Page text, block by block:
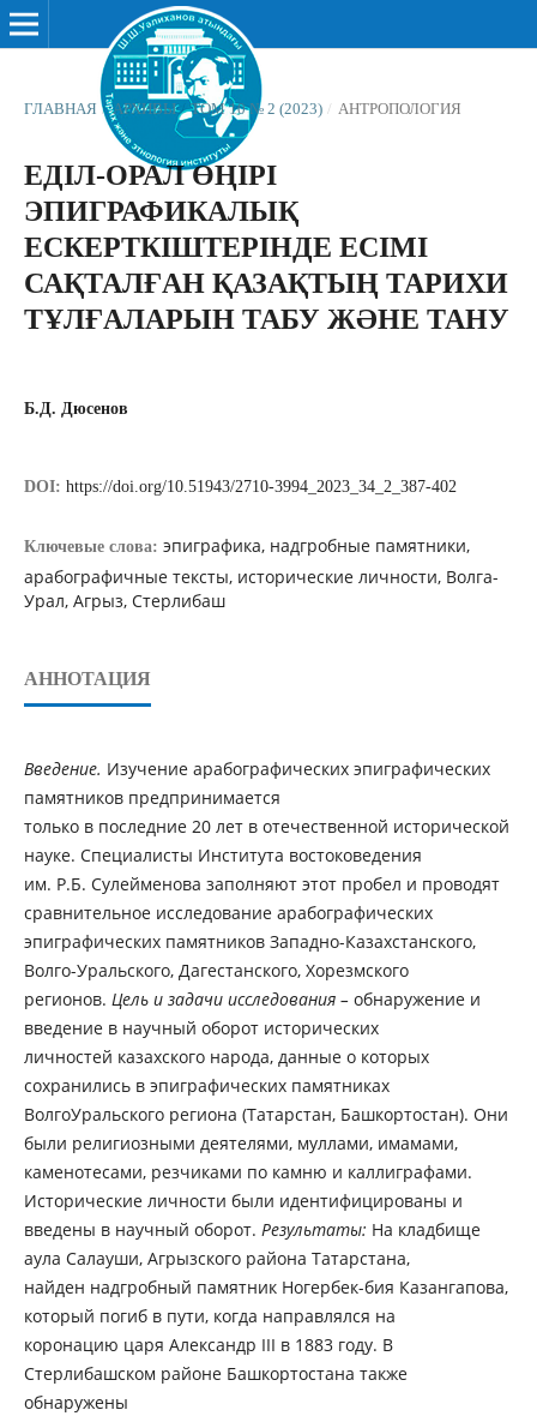
ГЛАВНАЯ / АРХИВЫ / ТОМ 10 № 2 (2023) / АНТРОПОЛОГИЯ
ЕДІЛ-ОРАЛ ӨҢІРІ
ЭПИГРАФИКАЛЫҚ
ЕСКЕРТКІШТЕРІНДЕ ЕСІМІ
САҚТАЛҒАН ҚАЗАҚТЫҢ ТАРИХИ
ТҰЛҒАЛАРЫН ТАБУ ЖӘНЕ ТАНУ
Б.Д. Дюсенов
DOI: https://doi.org/10.51943/2710-3994_2023_34_2_387-402
Ключевые слова: эпиграфика, надгробные памятники,
арабографичные тексты, исторические личности, Волга-
Урал, Агрыз, Стерлибаш
АННОТАЦИЯ
Введение. Изучение арабографических эпиграфических
памятников предпринимается
только в последние 20 лет в отечественной исторической
науке. Специалисты Института востоковедения
им. Р.Б. Сулейменова заполняют этот пробел и проводят
сравнительное исследование арабографических
эпиграфических памятников Западно-Казахстанского,
Волго-Уральского, Дагестанского, Хорезмского
регионов. Цель и задачи исследования –обнаружение и
введение в научный оборот исторических
личностей казахского народа, данные о которых
сохранились в эпиграфических памятниках
ВолгоУральского региона (Татарстан, Башкортостан). Они
были религиозными деятелями, муллами, имамами,
каменотесами, резчиками по камню и каллиграфами.
Исторические личности были идентифицированы и
введены в научный оборот. Результаты: На кладбище
аула Салауши, Агрызского района Татарстана,
найден надгробный памятник Ногербек-бия Казангапова,
который погиб в пути, когда направлялся на
коронацию царя Александр III в 1883 году. В
Стерлибашском районе Башкортостана также
обнаружены